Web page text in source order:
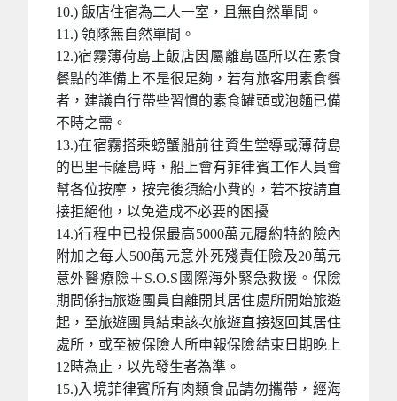
10.) 飯店住宿為二人一室，且無自然單間。
11.) 領隊無自然單間。
12.)宿霧薄荷島上飯店因屬離島區所以在素食
餐點的準備上不是很足夠，若有旅客用素食餐
者，建議自行帶些習慣的素食罐頭或泡麵已備
不時之需。
13.)在宿霧搭乘螃蟹船前往資生堂導或薄荷島
的巴里卡薩島時，船上會有菲律賓工作人員會
幫各位按摩，按完後須給小費的，若不按請直
接拒絕他，以免造成不必要的困擾
14.)行程中已投保最高5000萬元履約特約險內
附加之每人500萬元意外死殘責任險及20萬元
意外醫療險＋S.O.S國際海外緊急救援。保險
期間係指旅遊團員自離開其居住處所開始旅遊
起，至旅遊團員結束該次旅遊直接返回其居住
處所，或至被保險人所申報保險結束日期晚上
12時為止，以先發生者為準。
15.)入境菲律賓所有肉類食品請勿攜帶，經海